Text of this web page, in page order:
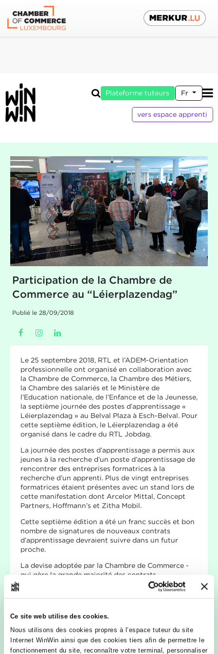
Ce site web utilise des cookies.
Nous utilisons des cookies propres à l’espace tuteur du site
Internet WinWin ainsi que des cookies tiers afin de permettre le
fonctionnement du site, reconnaître votre terminal, personnaliser
Plateforme tuteurs Fr
vers espace apprenti
Participation de la Chambre de
Commerce au “Léierplazendag”
Publié le 28/09/2018
Le 25 septembre 2018, RTL et l’ADEM-Orientation
professionnelle ont organisé en collaboration avec
la Chambre de Commerce, la Chambre des Métiers,
la Chambre des salariés et le Ministère de
l’Education nationale, de l’Enfance et de la Jeunesse,
la septième journée des postes d’apprentissage «
Léierplazendag » au Belval Plaza à Esch-Belval. Pour
cette septième édition, le Léierplazendag a été
organisé dans le cadre du RTL Jobdag.
La journée des postes d’apprentissage a permis aux
jeunes à la recherche d’un poste d’apprentissage de
rencontrer des entreprises formatrices à la
recherche d’un apprenti. Plus de vingt entreprises
formatrices étaient présentes avec un stand lors de
cette manifestation dont Arcelor Mittal, Concept
Partners, Hoffmann’s et Zitha Mobil.
Cette septième édition a été un franc succès et bon
nombre de signatures de nouveaux contrats
d’apprentissage devraient suivre dans un futur
proche.
La devise adoptée par la Chambre de Commerce -
qui gère la grande majorité des contrats
d’apprentissage signés au Luxembourg - « Plus de
jeunes, des jeunes mieux formés » résume les défis
motivation et la sensibilisation des jeunes à
l‘apprentissage et l’assurance d’une formation de
qualité outillant les apprentis des compétences
requises par le marché du travail luxembourgeois.